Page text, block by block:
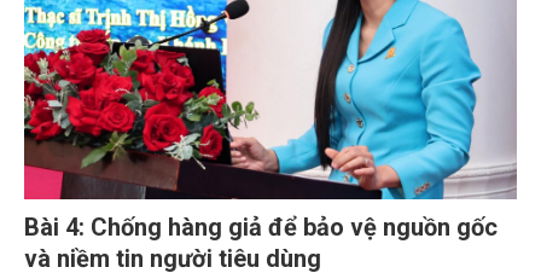
Bài 4: Chống hàng giả để bảo vệ nguồn gốc
và niềm tin người tiêu dùng